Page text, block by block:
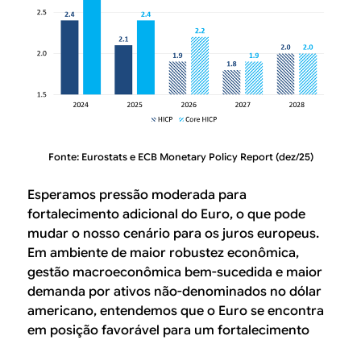
Fonte: Eurostats e ECB Monetary Policy Report (dez/25)
Esperamos pressão moderada para
fortalecimento adicional do Euro, o que pode
mudar o nosso cenário para os juros europeus.
Em ambiente de maior robustez econômica,
gestão macroeconômica bem-sucedida e maior
demanda por ativos não-denominados no dólar
americano, entendemos que o Euro se encontra
em posição favorável para um fortalecimento